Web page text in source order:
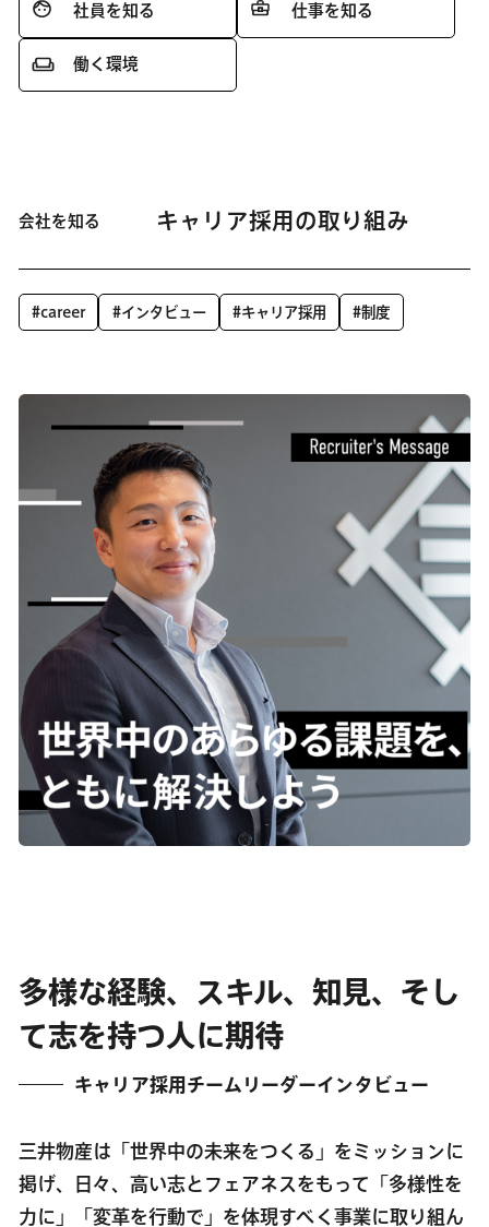
社員を知る 仕事を知る
働く環境
会社を知る キャリア採用の取り組み
#career #インタビュー #キャリア採用 #制度
多様な経験、スキル、知見、そし
て志を持つ人に期待
キャリア採用チームリーダーインタビュー
三井物産は「世界中の未来をつくる」をミッションに
掲げ、日々、高い志とフェアネスをもって「多様性を
力に」「変革を行動で」を体現すべく事業に取り組ん